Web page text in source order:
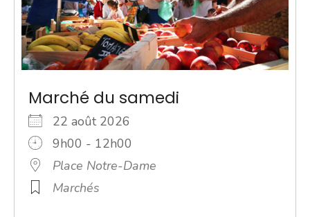
Marché du samedi
22 août 2026
9h00 - 12h00
Place Notre-Dame
Marchés